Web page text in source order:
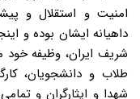
امنیت و استقلال و
داهیانه ایشان بوده و
شریف ایران، وظیفه خود
طلاب و دانشجویان،
شهدا و ایثارگران و